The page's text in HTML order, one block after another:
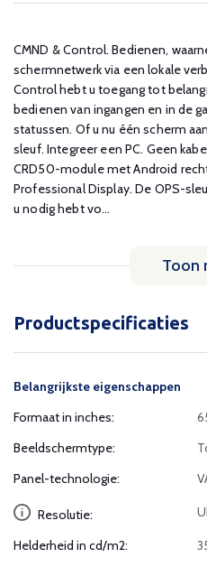
CMND & Control. Bedienen,
schermnetwerk via een lokale
Control hebt u toegang tot
bedienen van ingangen en in de
statussen. Of u nu één scherm
sleuf. Integreer een PC. Geen
CRD50-module met Android
Professional Display. De OPS-
u nodig hebt vo...
Toon
Productspecificaties
Belangrijkste eigenschappen
Formaat in inches:
Beeldschermtype:
Panel-technologie:
Resolutie:
Helderheid in cd/m2: